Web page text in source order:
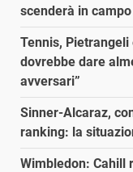
scenderà in campo
Tennis,
dovrebbe dare
avversari”
Sinner-Alcaraz,
ranking: la
Wimbledon: Cahill